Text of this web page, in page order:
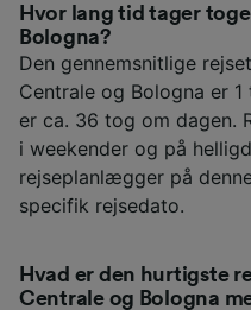
Hvor lang tid tager
Bologna?
Den gennemsnitlige
Centrale og Bologna er
er ca. 36 tog om dagen.
i weekender og på
rejseplanlægger på
specifik rejsedato.
Hvad er den hurtigste
Centrale og Bologna